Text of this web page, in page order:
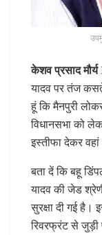
केशव प्रसाद
यादव पर तंज कसते
हूं कि मैनपुरी
विधानसभा को
इस्तीफा देकर
बता दें कि बहू
यादव की जेड
सुरक्षा दी गई है।
रिवरफ्रंट से जुड़ी